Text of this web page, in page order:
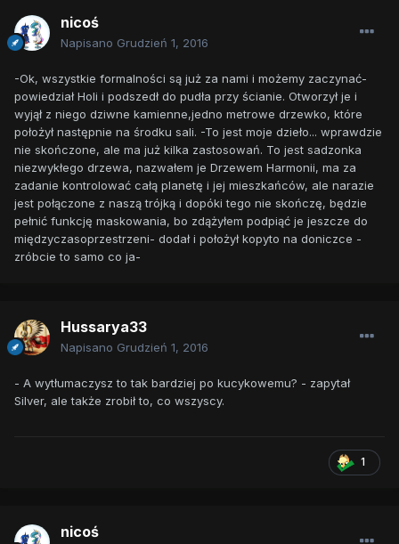
nicoś
Napisano Grudzień 1, 2016
-Ok, wszystkie formalności są już za nami i możemy zaczynać-
powiedział Holi i podszedł do pudła przy ścianie. Otworzył je i
wyjął z niego dziwne kamienne,jedno metrowe drzewko, które
położył następnie na środku sali. -To jest moje dzieło... wprawdzie
nie skończone, ale ma już kilka zastosowań. To jest sadzonka
niezwykłego drzewa, nazwałem je Drzewem Harmonii, ma za
zadanie kontrolować całą planetę i jej mieszkańców, ale narazie
jest połączone z naszą trójką i dopóki tego nie skończę, będzie
pełnić funkcję maskowania, bo zdążyłem podpiąć je jeszcze do
międzyczasoprzestrzeni- dodał i położył kopyto na doniczce -
zróbcie to samo co ja-
Hussarya33
Napisano Grudzień 1, 2016
- A wytłumaczysz to tak bardziej po kucykowemu? - zapytał
Silver, ale także zrobił to, co wszyscy.
1
nicoś